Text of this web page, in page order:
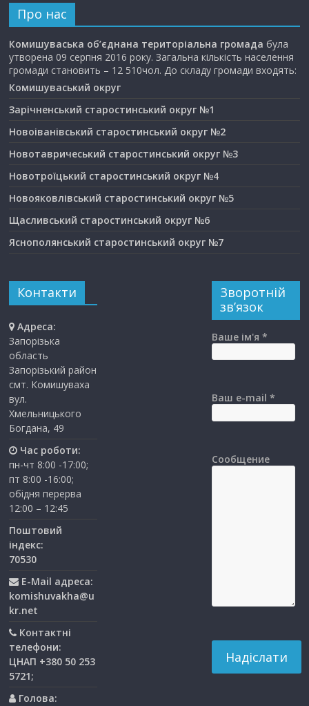
Про нас
Комишуваська об’єднана територіальна громада була
утворена 09 серпня 2016 року. Загальна кількість населення
громади становить – 12 510чол. До складу громади входять:
Комишуваський округ
Зарічненський старостинський округ №1
Новоіванівський старостинський округ №2
Новотавричеський старостинський округ №3
Новотроїцький старостинський округ №4
Новояковлівський старостинський округ №5
Щасливський старостинський округ №6
Яснополянський старостинський округ №7
Контакти
Адреса:
Запорізька
область
Запорізький район
смт. Комишуваха
вул.
Хмельницького
Богдана, 49
Час роботи:
пн-чт 8:00 -17:00;
пт 8:00 -16:00;
обідня перерва
12:00 – 12:45
Поштовий
індекс:
70530
E-Mail адреса:
komishuvakha@u
kr.net
Контактні
телефони:
ЦНАП +380 50 253
5721;
Голова:
Зворотній
зв’язок
Ваше ім'я *
Ваш e-mail *
Сообщение